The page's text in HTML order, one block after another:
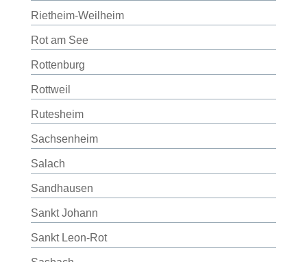
Rietheim-Weilheim
Rot am See
Rottenburg
Rottweil
Rutesheim
Sachsenheim
Salach
Sandhausen
Sankt Johann
Sankt Leon-Rot